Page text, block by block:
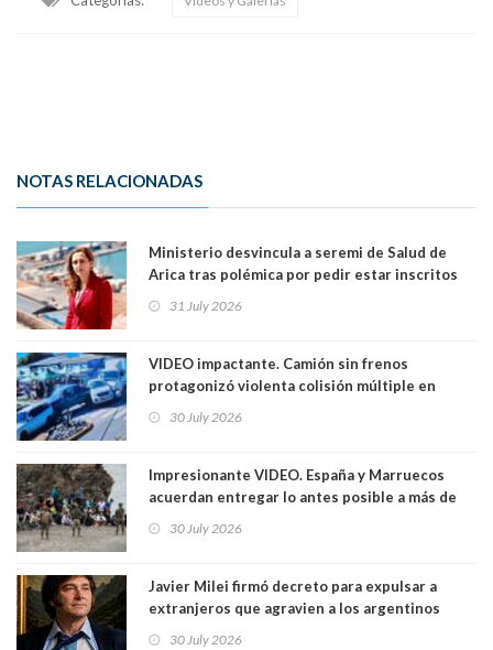
NOTAS RELACIONADAS
Ministerio desvincula a seremi de Salud de
Arica tras polémica por pedir estar inscritos
Ya son 29 seremis despedidos desde el 11 de
31 July 2026
VIDEO impactante. Camión sin frenos
protagonizó violenta colisión múltiple en
30 July 2026
Impresionante VIDEO. España y Marruecos
acuerdan entregar lo antes posible a más de
avalancha y de manera irregular a territorio
30 July 2026
Javier Milei firmó decreto para expulsar a
extranjeros que agravien a los argentinos
30 July 2026